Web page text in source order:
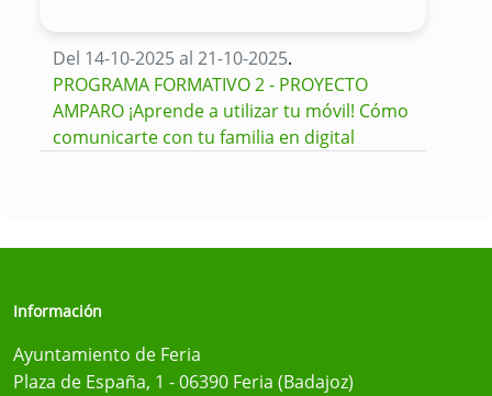
Del 14-10-2025 al 21-10-2025.
PROGRAMA FORMATIVO 2 - PROYECTO
AMPARO ¡Aprende a utilizar tu móvil! Cómo
comunicarte con tu familia en digital
Información
Ayuntamiento de Feria
Plaza de España, 1 - 06390 Feria (Badajoz)